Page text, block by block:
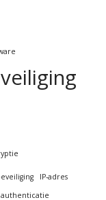
IP-adres